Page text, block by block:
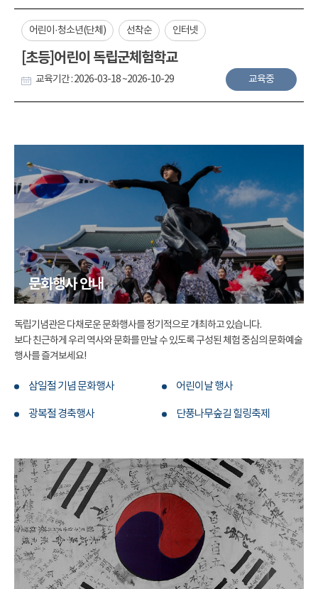
어린이·청소년(단체) 선착순 인터넷
[초등]어린이 독립군체험학교
교육기간 : 2026-03-18 ~2026-10-29 교육중
문화행사 안내
독립기념관은 다채로운 문화행사를 정기적으로 개최하고 있습니다.
보다 친근하게 우리 역사와 문화를 만날 수 있도록 구성된 체험 중심의 문화예술
행사를 즐겨보세요!
삼일절 기념 문화행사 어린이날 행사
광복절 경축행사 단풍나무숲길 힐링축제